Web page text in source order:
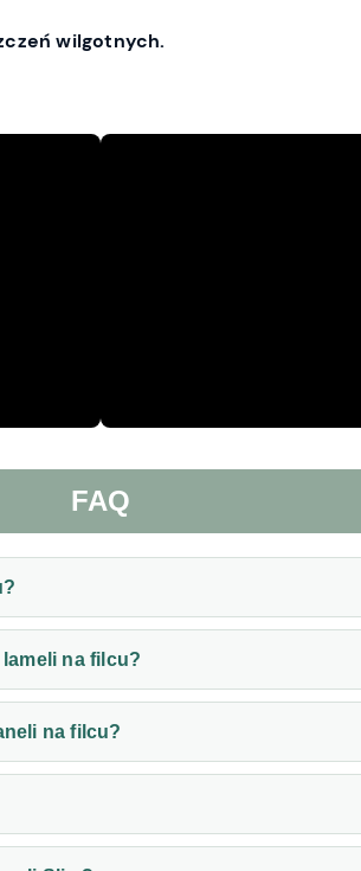
wilgotnych.
FAQ
na filcu?
na filcu?